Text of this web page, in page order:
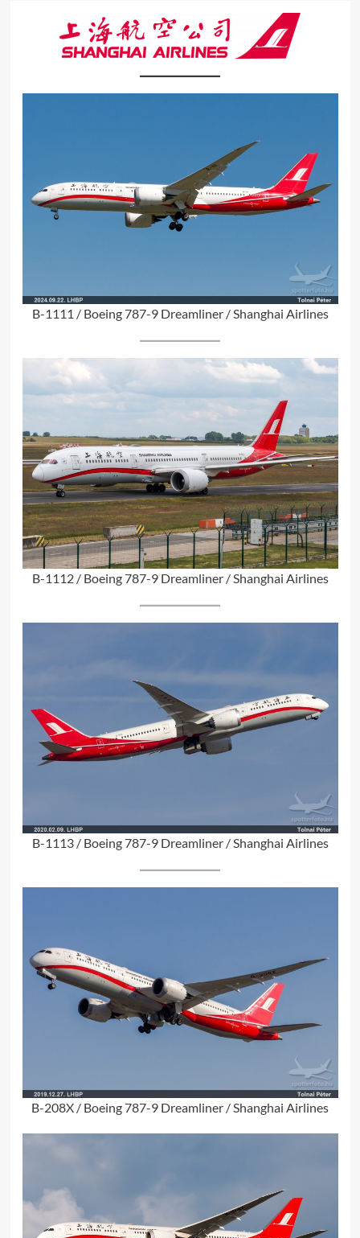
B-1111 / Boeing 787-9 Dreamliner / Shanghai Airlines
B-1112 / Boeing 787-9 Dreamliner / Shanghai Airlines
B-1113 / Boeing 787-9 Dreamliner / Shanghai Airlines
B-208X / Boeing 787-9 Dreamliner / Shanghai Airlines